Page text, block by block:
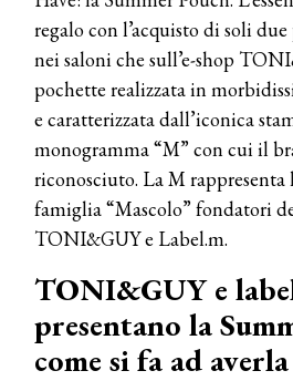
regalo con l’acquisto di soli
nei saloni che sull’e-shop
pochette realizzata in
e caratterizzata dall’iconica
monogramma “M” con cui il
riconosciuto. La M rappresenta
famiglia “Mascolo” fondatori
TONI&GUY e Label.m.
TONI&GUY e
presentano la
come si fa ad